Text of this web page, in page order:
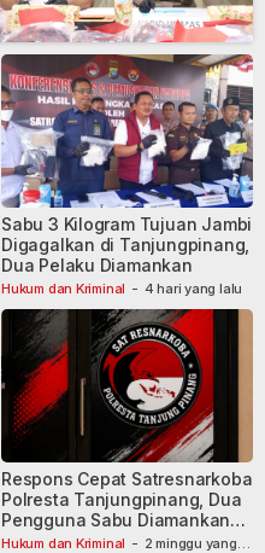
Hukum dan Kriminal - 4 hari yang lalu
Sabu 3 Kilogram Tujuan Jambi
Digagalkan di Tanjungpinang,
Dua Pelaku Diamankan
Hukum dan Kriminal - 2 minggu yang
Respons Cepat Satresnarkoba
Polresta Tanjungpinang, Dua
Pengguna Sabu Diamankan
Usai Dilaporkan ke Call Center